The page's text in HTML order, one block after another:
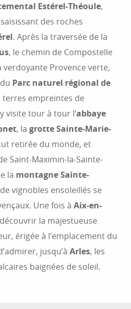
Estérel-Théoule,
des roches
. Après la traversée de la
, le chemin de Compostelle
Provence verte,
Parc naturel régional de
terres empreintes de
visite tour à tour l’abbaye
, la grotte Sainte-Marie-
retirée du monde, et
Saint-Maximin-la-Sainte-
la montagne Sainte-
vignobles ensoleillés se
Une fois à Aix-en-
la majestueuse
érigée à l’emplacement du
jusqu’à Arles, les
baignées de soleil.